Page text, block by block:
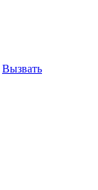
Вызвать